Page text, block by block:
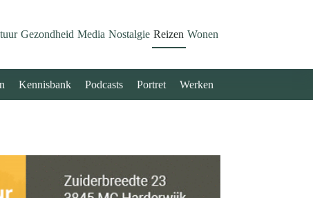
Gezondheid Media Nostalgie Reizen Wonen
Kennisbank Podcasts Portret Werken